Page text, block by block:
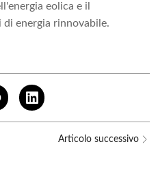
eolica e il
energia rinnovabile.
Articolo successivo